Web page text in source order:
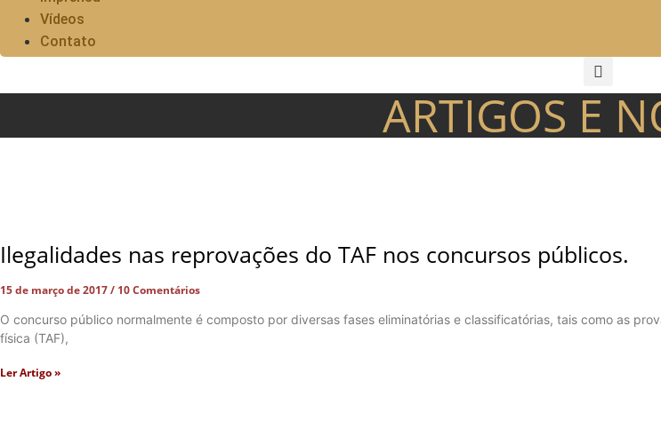
Vídeos
Contato
ARTIGOS E
Ilegalidades nas reprovações do TAF nos concursos públicos.
15 de março de 2017
10 Comentários
O concurso público normalmente é composto por diversas fases eliminatórias e classificatórias, tais como as
física (TAF),
Ler Artigo »